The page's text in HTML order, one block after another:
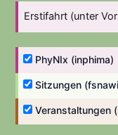
Erstifahrt (unter
PhyNIx (inphima)
Sitzungen
Veranstaltungen